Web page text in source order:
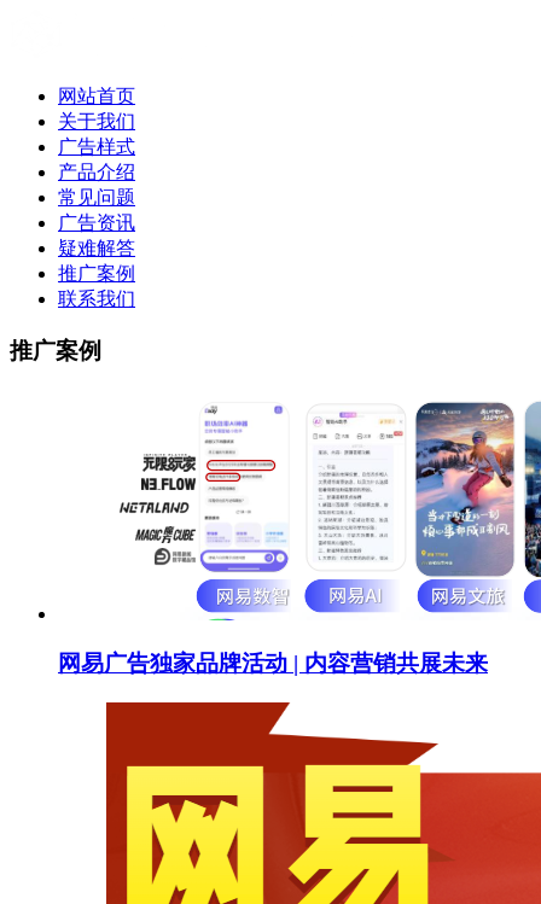
网站首页
关于我们
广告样式
产品介绍
常见问题
广告资讯
疑难解答
推广案例
联系我们
推广案例
推广案例|网易广告方案|网易
网易广告独家品牌活动 | 内容营销共展未来